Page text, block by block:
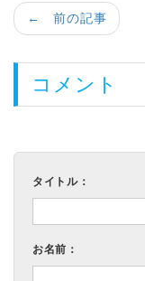
← 前の記事
コメント
タイトル：
お名前：